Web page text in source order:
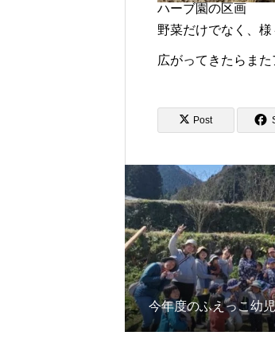
ハーブ園の区画
野菜だけでなく、
広がってきたらまた
Post
今年度のふえっこ幼